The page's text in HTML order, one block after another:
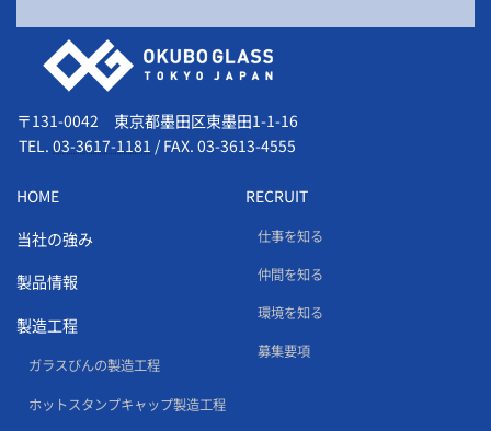
会社情報
〒131-0042 東京都墨田区東墨田1-1-16
TEL. 03-3617-1181 / FAX. 03-3613-4555
HOME
当社の強み
製品情報
製造工程
ガラスびんの製造工程
ホットスタンプキャップ製造工程
RECRUIT
仕事を知る
仲間を知る
環境を知る
募集要項